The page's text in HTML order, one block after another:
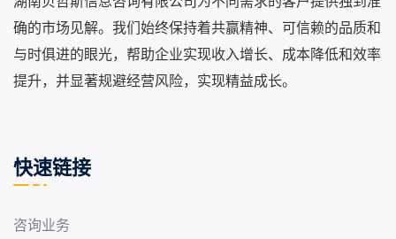
确的市场见解。我们始终保持着共赢精神、可信赖的品质和
与时俱进的眼光，帮助企业实现收入增长、成本降低和效率
提升，并显著规避经营风险，实现精益成长。
快速链接
咨询业务